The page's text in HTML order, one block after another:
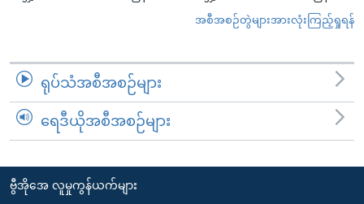
အစီအစဉ်တွဲများအားလုံးကြည့်ရှုရန်
ရုပ်သံအစီအစဉ်များ
ရေဒီယိုအစီအစဉ်များ
ဗွီအိုအေ လူမှုကွန်ယက်များ